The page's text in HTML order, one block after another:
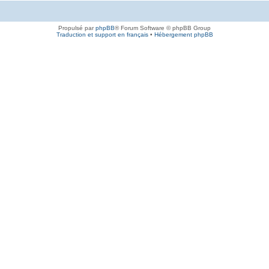
Propulsé parphpBB® Forum Software © phpBB Group
Traduction et support en français• Hébergement phpBB